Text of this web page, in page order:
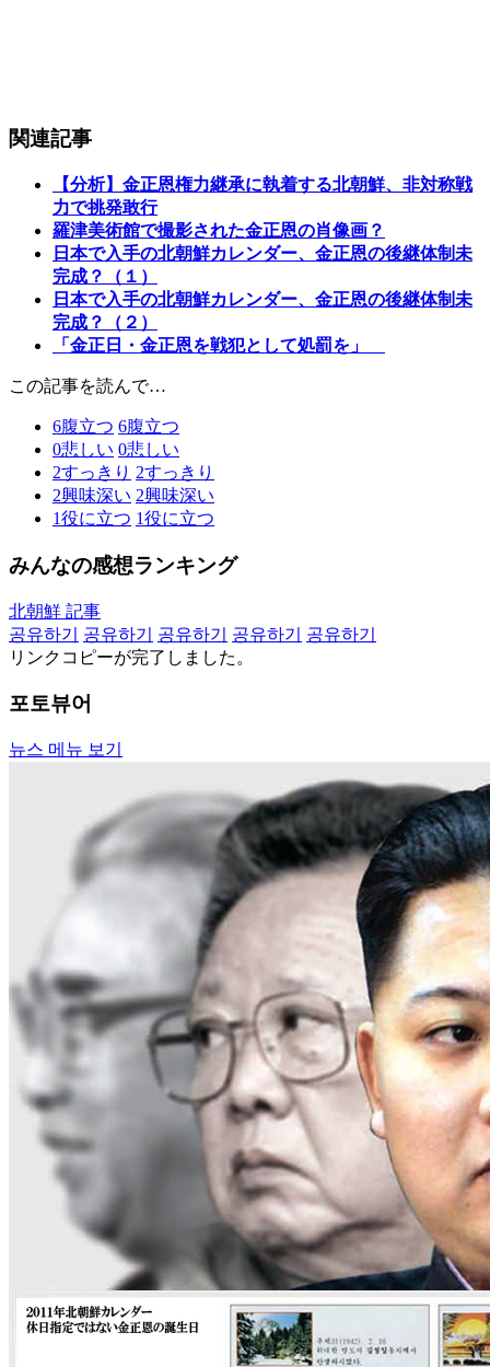
関連記事
【分析】金正恩権力継承に執着する北朝鮮、非対称戦
力で挑発敢行
羅津美術館で撮影された金正恩の肖像画？
日本で入手の北朝鮮カレンダー、金正恩の後継体制未
完成？（１）
日本で入手の北朝鮮カレンダー、金正恩の後継体制未
完成？（２）
「金正日・金正恩を戦犯として処罰を」
この記事を読んで…
6腹立つ 6腹立つ
0悲しい 0悲しい
2すっきり 2すっきり
2興味深い 2興味深い
1役に立つ 1役に立つ
みんなの感想ランキング
北朝鮮 記事
공유하기
공유하기 공유하기 공유하기
공유하기
リンクコピーが完了しました。
포토뷰어
뉴스 메뉴 보기